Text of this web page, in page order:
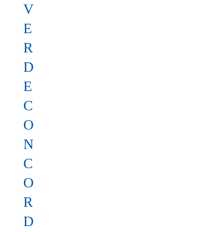
V
E
R
D
E
C
O
N
C
O
R
D